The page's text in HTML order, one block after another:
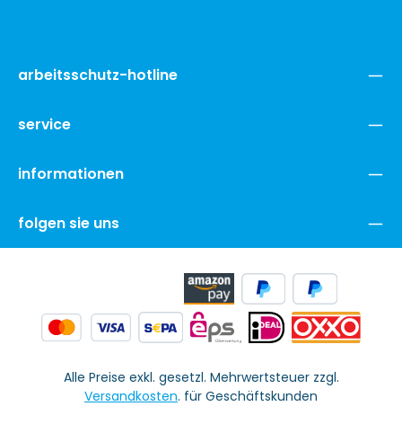
arbeitsschutz-hotline
service
informationen
folgen sie uns
Alle Preise exkl. gesetzl. Mehrwertsteuer zzgl.
Versandkosten. für Geschäftskunden